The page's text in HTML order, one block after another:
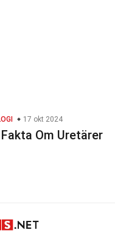
17 okt 2024
Om Uretärer